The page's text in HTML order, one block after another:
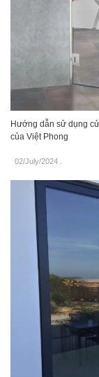
Hướng dẫn sử dụng
của Việt Phong
02/July/2024 .